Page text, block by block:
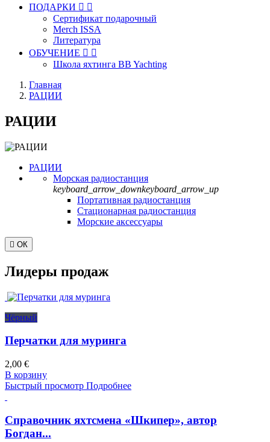
ПОДАРКИ  
Сертификат подарочный
Merch ISSA
Литература
ОБУЧЕНИЕ  
Школа яхтинга BB Yachting
Главная
РАЦИИ
РАЦИИ
РАЦИИ
Морская радиостанция
keyboard_arrow_downkeyboard_arrow_up
Портативная радиостанция
Стационарная радиостанция
Морские аксессуары
 ОК
Лидеры продаж
Чёрный
Перчатки для муринга
2,00 €
В корзину
Быстрый просмотр Подробнее
Справочник яхтсмена «Шкипер», автор
Богдан...